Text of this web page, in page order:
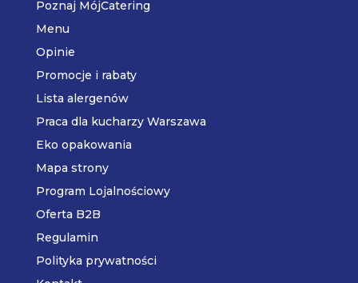
Poznaj MójCatering
Menu
Opinie
Promocje i rabaty
Lista alergenów
Praca dla kucharzy Warszawa
Eko opakowania
Mapa strony
Program Lojalnościowy
Oferta B2B
Regulamin
Polityka prywatności